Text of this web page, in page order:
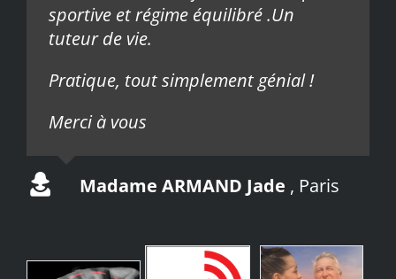
sportive et régime équilibré .Un
tuteur de vie.
Pratique, tout simplement génial !
Merci à vous
Madame ARMAND Jade , Paris